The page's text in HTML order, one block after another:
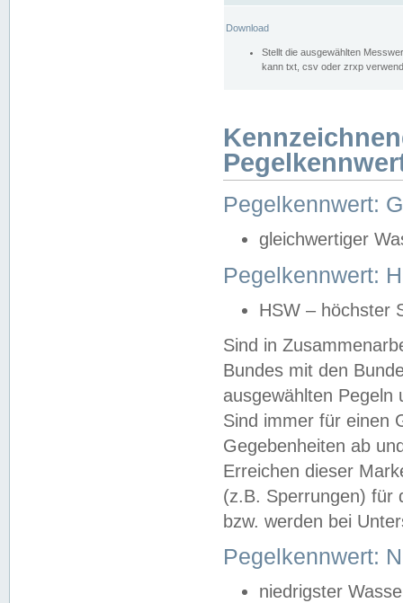
Download
Stellt die ausgewählten
kann txt, csv oder zrxp
Pegelkennwert:
gleichwertiger
Pegelkennwert:
HSW – höchster
Sind in
Bundes mit den
ausgewählten
Sind immer für einen
Gegebenheiten ab
Erreichen dieser
(z.B. Sperrungen) für
bzw. werden bei
Pegelkennwert:
niedrigster